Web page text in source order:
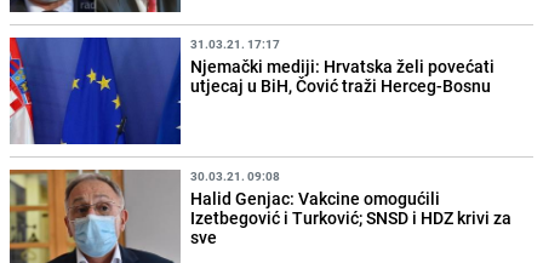
31.03.21. 17:17
Njemački mediji: Hrvatska želi povećati
utjecaj u BiH, Čović traži Herceg-Bosnu
30.03.21. 09:08
Halid Genjac: Vakcine omogućili
Izetbegović i Turković; SNSD i HDZ krivi za
sve